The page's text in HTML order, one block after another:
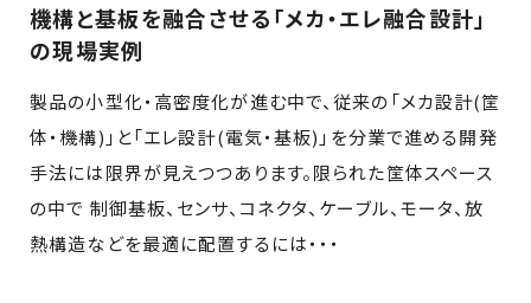
機構と基板を融合させる「メカ・エレ融合設計」
の現場実例
製品の小型化・高密度化が進む中で、従来の「メカ設計(筐
体・機構)」と「エレ設計(電気・基板)」を分業で進める開発
手法には限界が見えつつあります。限られた筐体スペース
の中で 制御基板、センサ、コネクタ、ケーブル、モータ、放
熱構造などを最適に配置するには・・・